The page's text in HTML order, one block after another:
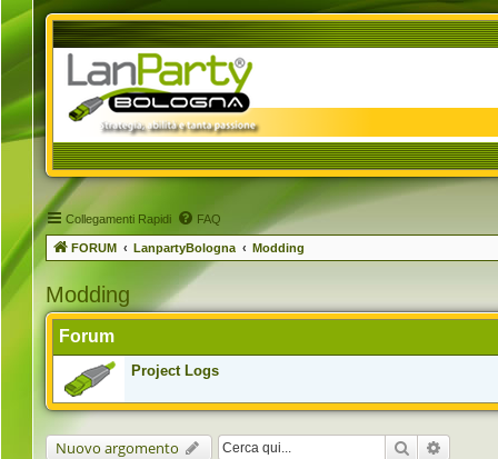
Collegamenti Rapidi FAQ
FORUM LanpartyBologna Modding
Modding
Forum
Project Logs
Nuovo argomento Cerca